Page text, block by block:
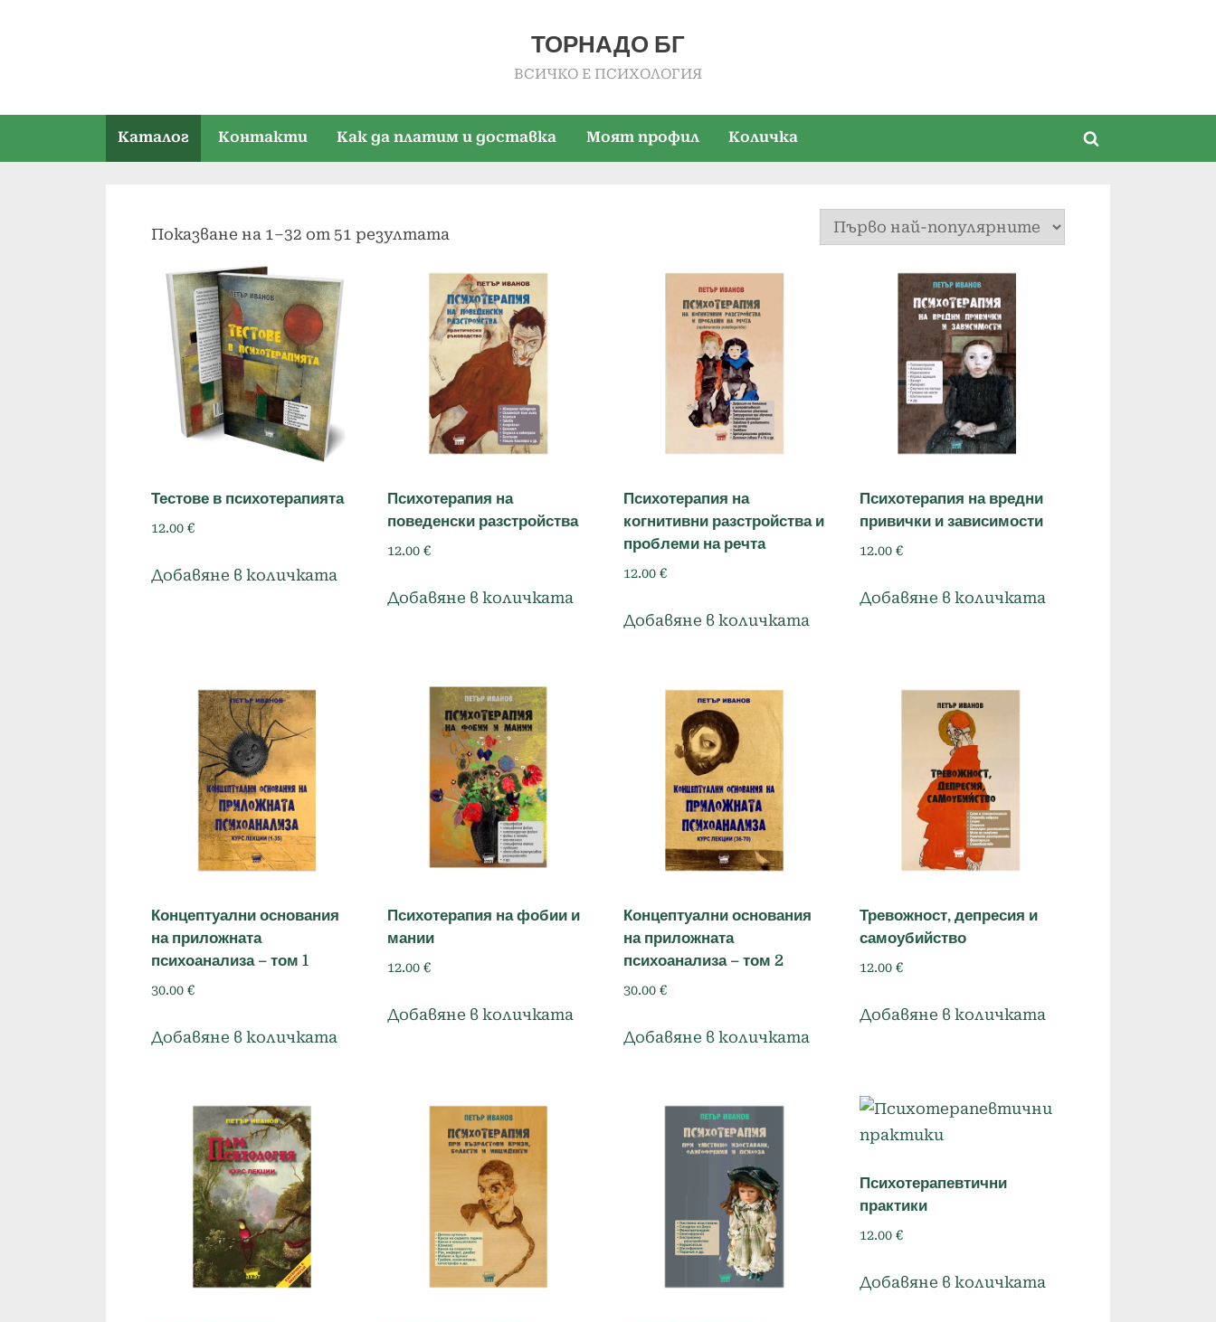
ТОРНАДО БГ
ВСИЧКО Е ПСИХОЛОГИЯ
Каталог Контакти Как да платим и доставка Моят профил Количка
Toggle
Показване на 1–32 от 51 резултата
popularity
Тестове в психотерапията
12.00 €
Добавяне в количката
Психотерапия на
поведенски разстройства
12.00€
Добавяне в количката
Психотерапия на
когнитивни разстройства и
проблеми на речта
12.00€
Добавяне в количката
Психотерапия на вредни
привички и зависимости
12.00€
Добавяне в количката
Концептуални основания
на приложната
психоанализа – том 1
30.00 €
Добавяне в количката
Психотерапия на фобии и
мании
12.00€
Добавяне в количката
Концептуални основания
на приложната
психоанализа – том 2
30.00€
Добавяне в количката
Тревожност, депресия и
самоубийство
12.00€
Добавяне в количката
Психотерапевтични
практики
12.00€
Добавяне в количката